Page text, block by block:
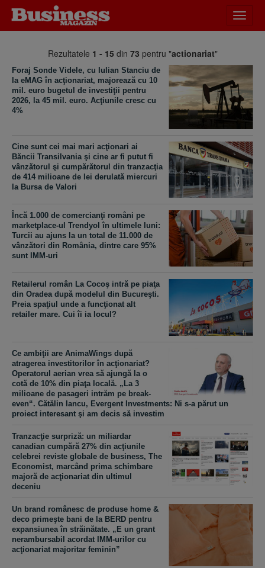
meniu
Rezultatele 1 - 15 din 73 pentru "actionariat"
Foraj Sonde Videle, cu Iulian Stanciu de
la eMAG în acţionariat, majorează cu 10
mil. euro bugetul de investiţii pentru
2026, la 45 mil. euro. Acţiunile cresc cu
4%
Cine sunt cei mai mari acţionari ai
Băncii Transilvania şi cine ar fi putut fi
vânzătorul şi cumpărătorul din tranzacţia
de 414 milioane de lei derulată miercuri
la Bursa de Valori
Încă 1.000 de comercianţi români pe
marketplace-ul Trendyol în ultimele luni:
Turcii au ajuns la un total de 11.000 de
vânzători din România, dintre care 95%
sunt IMM-uri
Retailerul român La Cocoş intră pe piaţa
din Oradea după modelul din Bucureşti.
Preia spaţiul unde a funcţionat alt
retailer mare. Cui îi ia locul?
Ce ambiţii are AnimaWings după
atragerea investitorilor în acţionariat?
Operatorul aerian vrea să ajungă la o
cotă de 10% din piaţa locală. „La 3
milioane de pasageri intrăm pe break-
even“. Cătălin Iancu, Evergent Investments: Ni s-a părut un
proiect interesant şi am decis să investim
Tranzacţie surpriză: un miliardar
canadian cumpără 27% din acţiunile
celebrei reviste globale de business, The
Economist, marcând prima schimbare
majoră de acţionariat din ultimul
deceniu
Un brand românesc de produse home &
deco primeşte bani de la BERD pentru
expansiunea în străinătate. „E un grant
nerambursabil acordat IMM-urilor cu
acţionariat majoritar feminin”